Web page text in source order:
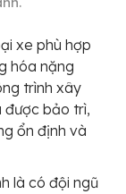
xe phù hợp
hóa nặng
trình xây
được bảo trì,
ổn định và
là có đội ngũ